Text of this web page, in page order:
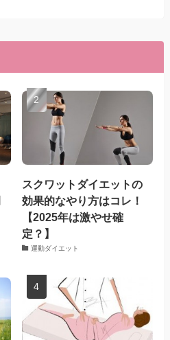
スクワットダイエットの
効果的なやり方はコレ！
【2025年は激やせ確
定？】
運動ダイエット